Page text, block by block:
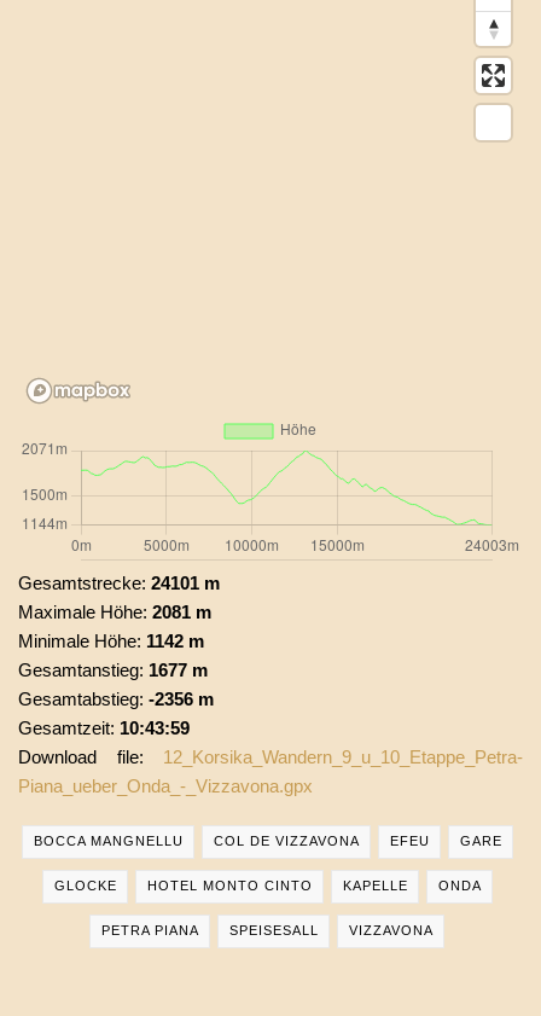
Gesamtstrecke: 24101 m
Maximale Höhe: 2081 m
Minimale Höhe: 1142 m
Gesamtanstieg: 1677 m
Gesamtabstieg: -2356 m
Gesamtzeit: 10:43:59
Download file: 12_Korsika_Wandern_9_u_10_Etappe_Petra-
Piana_ueber_Onda_-_Vizzavona.gpx
BOCCA MANGNELLU COL DE VIZZAVONA EFEU GARE
GLOCKE HOTEL MONTO CINTO KAPELLE ONDA
PETRA PIANA SPEISESALL VIZZAVONA